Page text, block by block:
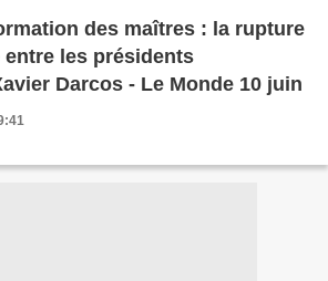
des maîtres : la rupture
les présidents
Darcos - Le Monde 10 juin